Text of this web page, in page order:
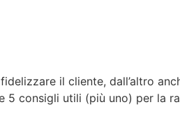
il cliente, dall’altro
5 consigli utili (più uno) per la